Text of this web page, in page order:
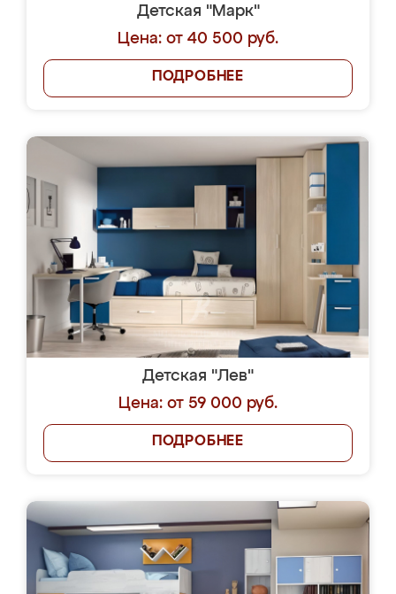
Детская "Марк"
Цена: от 40 500 руб.
ПОДРОБНЕЕ
Детская "Лев"
Цена: от 59 000 руб.
ПОДРОБНЕЕ